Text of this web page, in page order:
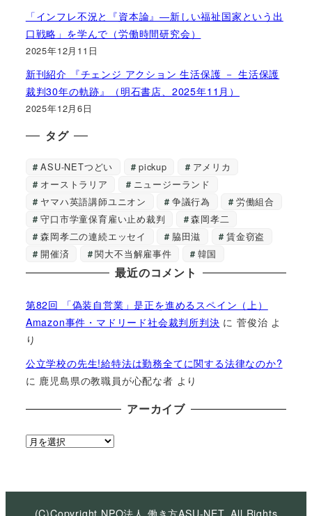
「インフレ不況と『資本論』―新しい福祉国家という出
口戦略」を学んで（労働時間研究会）
2025年12月11日
新刊紹介 『チェンジ アクション 生活保護 － 生活保護
裁判30年の軌跡』（明石書店、2025年11月）
2025年12月6日
タグ
ASU-NETつどい pickup
アメリカ
オーストラリア
ニュージーランド
ヤマハ英語講師ユニオン
争議行為
労働組合
守口市学童保育雇い止め裁判
森岡孝二
森岡孝二の連続エッセイ
脇田滋
賃金窃盗
開催済
関大不当解雇事件 韓国
最近のコメント
第82回 「偽装自営業」是正を進めるスペイン（上）
Amazon事件・マドリード社会裁判所判決 に菅俊治 よ
り
公立学校の先生!給特法は勤務全てに関する法律なのか?
に 鹿児島県の教職員が心配な者 より
アーカイブ
ア
イ
(C)Copyright NPO法人 働き方ASU-NET, All Rights